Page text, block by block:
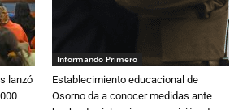
lanzó
Informando Primero
Establecimiento educacional de
Osorno da a conocer medidas ante